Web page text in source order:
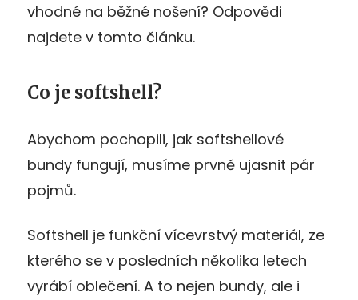
vhodné na běžné nošení? Odpovědi
najdete v tomto článku.
Co je softshell?
Abychom pochopili, jak softshellové
bundy fungují, musíme prvně ujasnit pár
pojmů.
Softshell je funkční vícevrstvý materiál, ze
kterého se v posledních několika letech
vyrábí oblečení. A to nejen bundy, ale i